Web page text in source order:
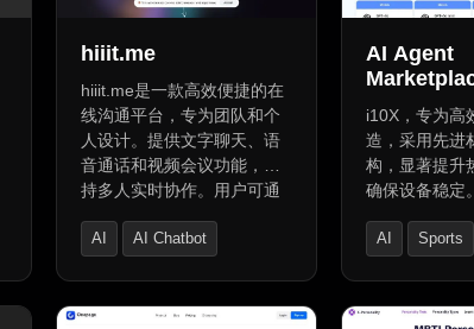
hiiit.me
hiiit.me是一款高效便捷的在
线沟通平台，专为团队和个
人设计。提供文字聊天、语
音通话和视频会议功能，支
持多人实时协作。用户可通
享文件和进度，提升工作效
安全与隐私。支持一键生成
AI
AI Chatbot
AI Agent
i10X，专为高
造，采用先进
构，显著提升
确保设备稳定
求。简洁接口
稳定高效支持
AI
Sports